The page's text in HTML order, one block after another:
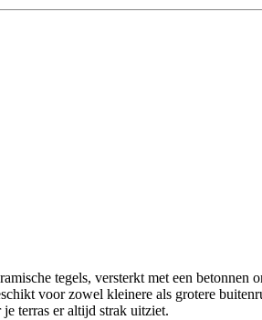
tegels, versterkt met een betonnen
voor zowel kleinere als grotere
terras er altijd strak uitziet.